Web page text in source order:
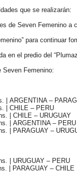
que se realizarán:
de Seven Femenino
para continuar
en el predio del
Seven Femenino:
| ARGENTINA –
| CHILE – PERU
| CHILE – URUGUAY
| ARGENTINA – PERU
|
PARAGUAY –
| URUGUAY – PERU
|
PARAGUAY – CHILE